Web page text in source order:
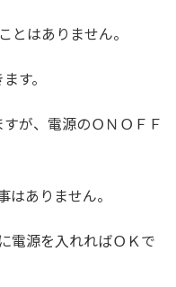
とはありません。
す。
が、電源のＯＮＯＦＦ
はありません。
電源を入れればＯＫで